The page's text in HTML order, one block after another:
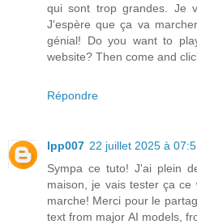
qui sont trop grandes. Je
J'espère que ça va
génial! Do you want to
website? Then come and
Répondre
lpp007 22 juillet 2025 à
Sympa ce tuto! J'ai plein
maison, je vais tester ça
marche! Merci pour le
text from major AI models,